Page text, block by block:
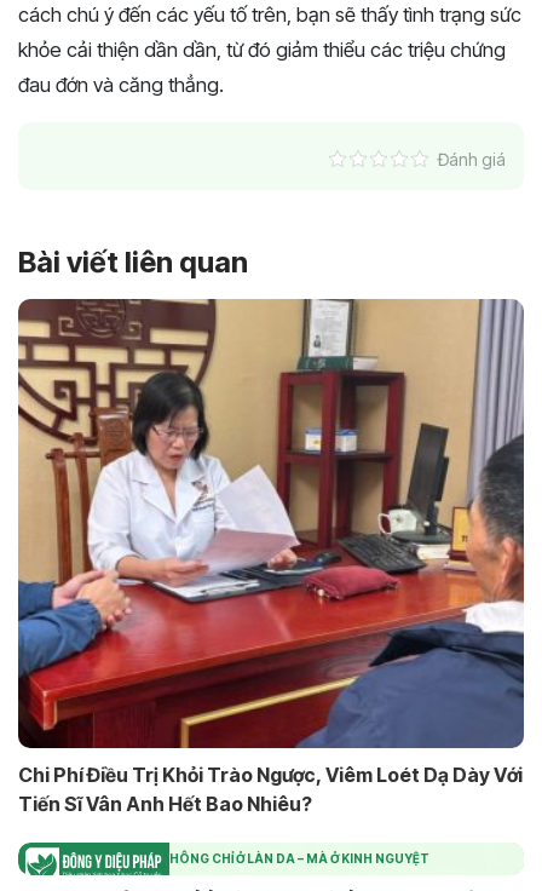
cách chú ý đến các yếu tố trên, bạn sẽ thấy tình trạng sức
khỏe cải thiện dần dần, từ đó giảm thiểu các triệu chứng
đau đớn và căng thẳng.
Đánh giá
Bài viết liên quan
Chi Phí Điều Trị Khỏi Trào Ngược, Viêm Loét Dạ Dày Với
Tiến Sĩ Vân Anh Hết Bao Nhiêu?
DA ĐẸP KHÔNG CHỈ Ở LÀN DA – MÀ Ở KINH NGUYỆT